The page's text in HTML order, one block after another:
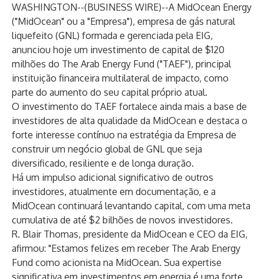
WASHINGTON--(BUSINESS WIRE)--A MidOcean Energy
("MidOcean" ou a "Empresa"), empresa de gás natural
liquefeito (GNL) formada e gerenciada pela EIG,
anunciou hoje um investimento de capital de $120
milhões do The Arab Energy Fund ("TAEF"), principal
instituição financeira multilateral de impacto, como
parte do aumento do seu capital próprio atual.
O investimento do TAEF fortalece ainda mais a base de
investidores de alta qualidade da MidOcean e destaca o
forte interesse contínuo na estratégia da Empresa de
construir um negócio global de GNL que seja
diversificado, resiliente e de longa duração.
Há um impulso adicional significativo de outros
investidores, atualmente em documentação, e a
MidOcean continuará levantando capital, com uma meta
cumulativa de até $2 bilhões de novos investidores.
R. Blair Thomas, presidente da MidOcean e CEO da EIG,
afirmou: "Estamos felizes em receber The Arab Energy
Fund como acionista na MidOcean. Sua expertise
significativa em investimentos em energia é uma forte